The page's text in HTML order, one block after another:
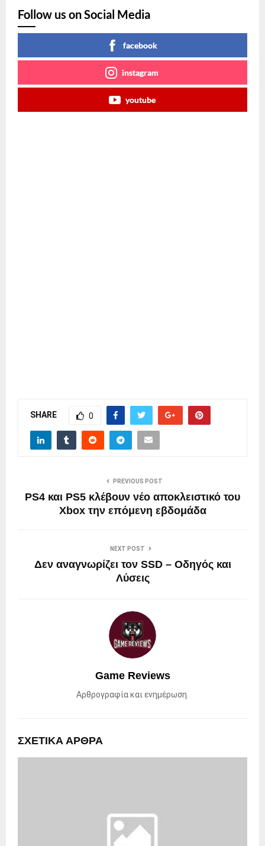
Follow us on Social Media
facebook
instagram
youtube
SHARE 0
PREVIOUS POST
PS4 και PS5 κλέβουν νέο αποκλειστικό του
Xbox την επόμενη εβδομάδα
NEXT POST
Δεν αναγνωρίζει τον SSD – Οδηγός και
Λύσεις
Game Reviews
Αρθρογραφία και ενημέρωση.
ΣΧΕΤΙΚΑ ΑΡΘΡΑ